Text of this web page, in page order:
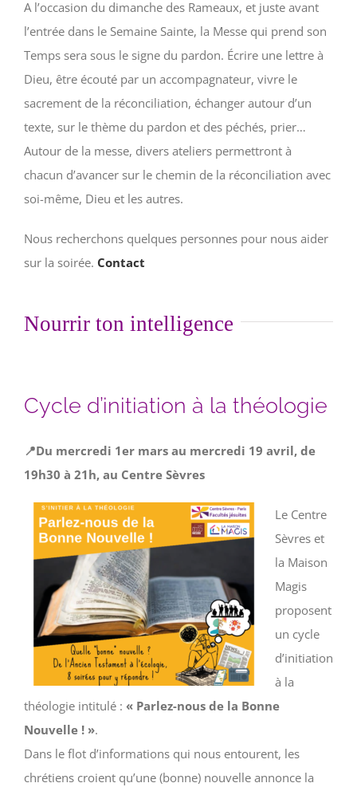
A l’occasion du dimanche des Rameaux, et juste avant
l’entrée dans le Semaine Sainte, la Messe qui prend son
Temps sera sous le signe du pardon. Écrire une lettre à
Dieu, être écouté par un accompagnateur, vivre le
sacrement de la réconciliation, échanger autour d’un
texte, sur le thème du pardon et des péchés, prier…
Autour de la messe, divers ateliers permettront à
chacun d’avancer sur le chemin de la réconciliation avec
soi-même, Dieu et les autres.
Nous recherchons quelques personnes pour nous aider
sur la soirée. Contact
Nourrir ton intelligence
Cycle d’initiation à la théologie
📍Du mercredi 1er mars au mercredi 19 avril, de
19h30 à 21h, au Centre Sèvres
Le Centre
Sèvres et
la Maison
Magis
proposent
un cycle
d’initiation
à la
théologie intitulé : « Parlez-nous de la Bonne
Nouvelle ! ».
Dans le flot d’informations qui nous entourent, les
chrétiens croient qu’une (bonne) nouvelle annonce la